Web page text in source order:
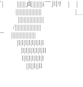
||||||貞|||||||i
|